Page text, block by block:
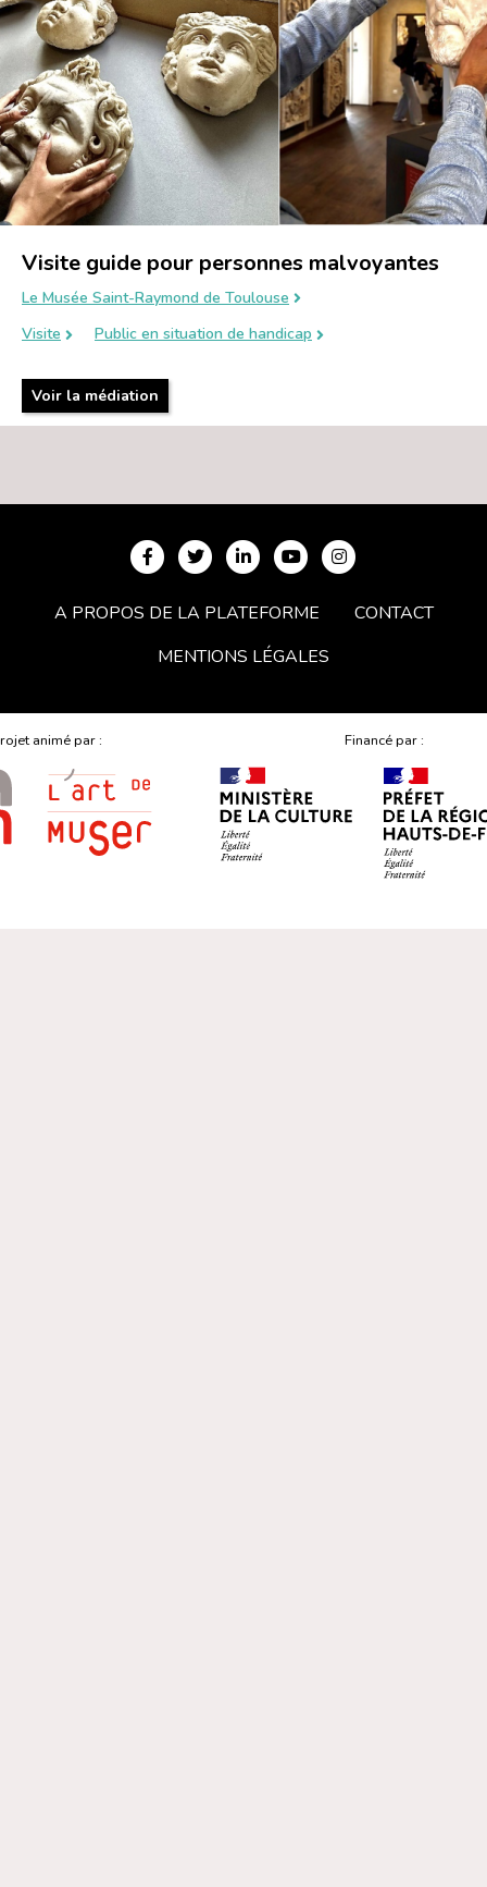
Visite guide pour personnes malvoyantes
Le Musée Saint-Raymond de Toulouse
Visite
Public en situation de handicap
Voir la médiation
A PROPOS DE LA PLATEFORME
CONTACT
MENTIONS LÉGALES
animé par : Financé par :